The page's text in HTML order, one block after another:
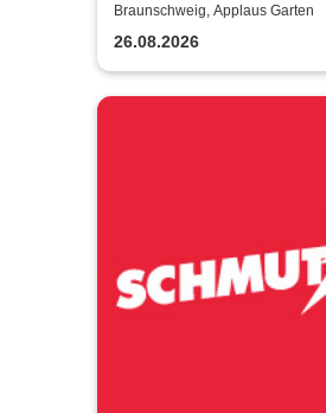
Braunschweig, Applaus Garten
26.08.2026